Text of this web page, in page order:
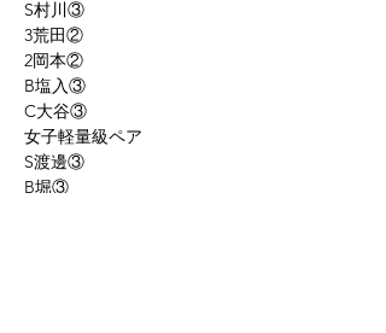
S村川③
3荒田②
2岡本②
B塩入③
C大谷③
女子軽量級ペア
S渡邊③
B堀③